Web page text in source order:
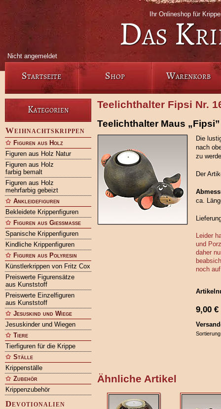
Ihr Onlineshop für
Das
Nicht angemeldet
Startseite Shop Warenkorb
Kategorien
Weihnachtskrippen
Figuren aus Holz
Figuren aus Holz Natur
Figuren aus Holz
farbig bemalt
Figuren aus Holz
mehrfarbig gebeizt
Ankleidefiguren
Bekleidete Krippenfiguren
Figuren aus Gießmasse
Spanische Krippenfiguren
Kindliche Krippenfiguren
Figuren aus Polyresin
Künstlerkrippen von Fritz Cox
Preiswerte Figurensätze
aus Kunststoff
Preiswerte Einzelfiguren
aus Kunststoff
Jesuskind und Wiege
Jesuskinder und Wiegen
Tiere
Tierfiguren für die Krippe
Ställe
Krippenställe
Zubehör
Krippenzubehör
Devotionalien
Teelichthalter Fipsi Nr.
Teelichthalter Maus „Fipsi”
Die
nach
zu
Der
ca.
Leider
und
daher
noch
9,00 €
Ähnliche Artikel